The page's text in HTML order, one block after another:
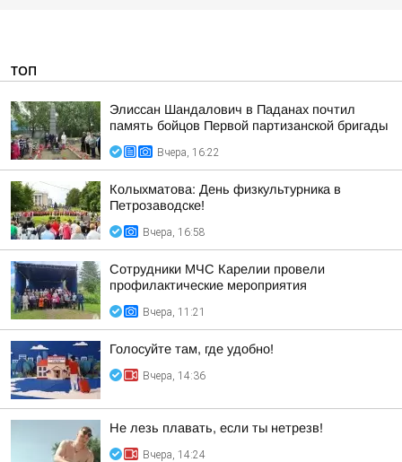
ТОП
Элиссан Шандалович в Паданах почтил
память бойцов Первой партизанской бригады
Вчера, 16:22
Колыхматова: День физкультурника в
Петрозаводске!
Вчера, 16:58
Сотрудники МЧС Карелии провели
профилактические мероприятия
Вчера, 11:21
Голосуйте там, где удобно!
Вчера, 14:36
Не лезь плавать, если ты нетрезв!
Вчера, 14:24